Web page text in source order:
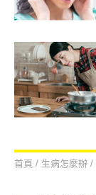
首頁 / 生病怎麼辦 /